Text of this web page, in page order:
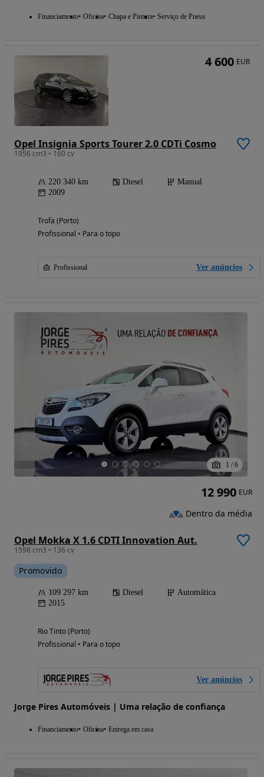
Financiamento Oficina Chapa e Pintura Serviço de Pneus
Opel Insignia Sports Tourer 2.0 CDTi Cosmo
1956 cm3 • 160 cv
220 340 km Diesel
Manual
2009
Trofa (Porto)
Profissional • Para o topo
Profissional Ver anúncios
4 600 EUR
1 / 6
Opel Mokka X 1.6 CDTI Innovation Aut.
1598 cm3 • 136 cv
Promovido
109 297 km Diesel
Automática
2015
Rio Tinto (Porto)
Profissional • Para o topo
Ver anúncios
Jorge Pires Automóveis | Uma relação de confiança
Financiamento Oficina Entrega em casa
12 990 EUR
Dentro da média